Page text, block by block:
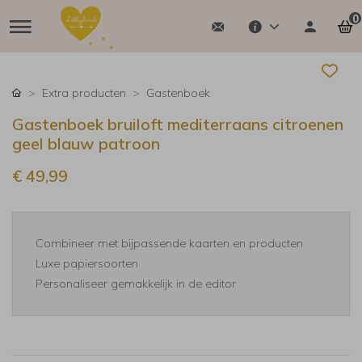
0
Extra producten Gastenboek
Gastenboek bruiloft mediterraans citroenen
geel blauw patroon
€ 49,99
Combineer met bijpassende kaarten en producten
Luxe papiersoorten
Personaliseer gemakkelijk in de editor